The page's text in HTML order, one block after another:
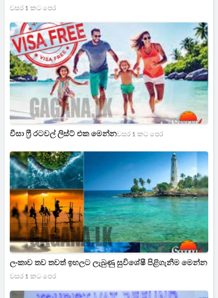
වසර 1 කට පෙර
වීසා ෆ්‍රී රටවල් ලිස්ට් එක මෙන්නවසර 1 කට පෙර
ලංකාව තව තවත් ඉහලට ලැබුණු සුවිශේෂී පිළිගැනීම මෙන්න
වසර 1 කට පෙර